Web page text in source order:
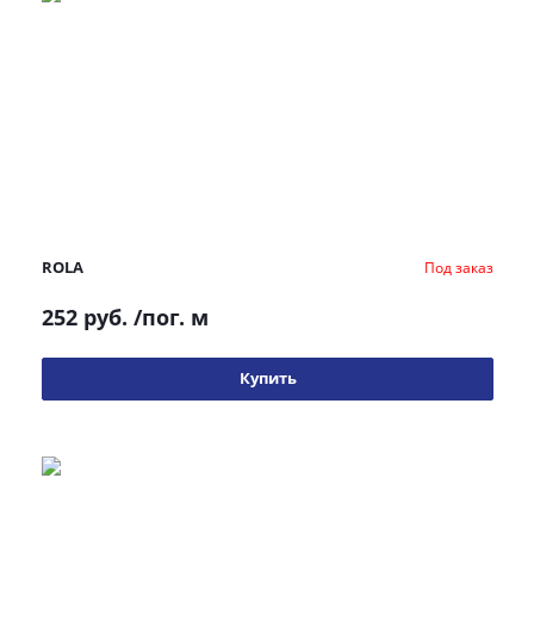
ROLA Под заказ
252 руб. /пог. м
Купить